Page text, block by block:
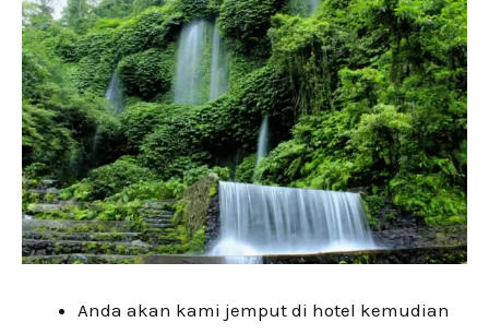
Anda akan kami jemput di hotel kemudian